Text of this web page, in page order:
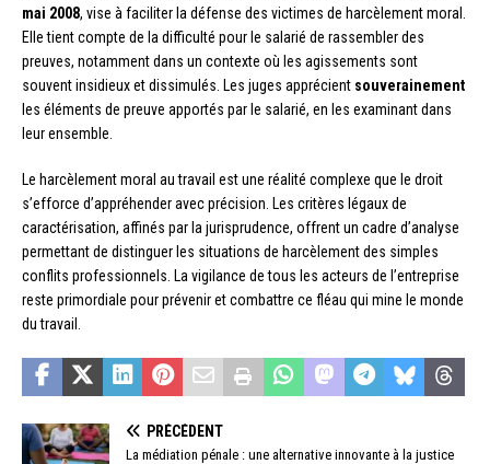
mai 2008, vise à faciliter la défense des victimes de harcèlement moral.
Elle tient compte de la difficulté pour le salarié de rassembler des
preuves, notamment dans un contexte où les agissements sont
souvent insidieux et dissimulés. Les juges apprécient souverainement
les éléments de preuve apportés par le salarié, en les examinant dans
leur ensemble.
Le harcèlement moral au travail est une réalité complexe que le droit
s’efforce d’appréhender avec précision. Les critères légaux de
caractérisation, affinés par la jurisprudence, offrent un cadre d’analyse
permettant de distinguer les situations de harcèlement des simples
conflits professionnels. La vigilance de tous les acteurs de l’entreprise
reste primordiale pour prévenir et combattre ce fléau qui mine le monde
du travail.
PRÉCÉDENT
La médiation pénale : une alternative innovante à la justice